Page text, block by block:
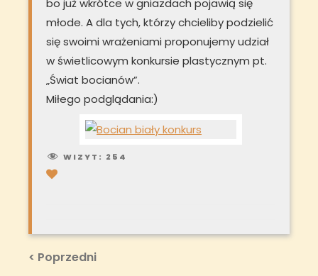
młode. A dla tych, którzy chcieliby podzielić
się swoimi wrażeniami proponujemy udział
w świetlicowym konkursie plastycznym pt.
„Świat bocianów”.
Miłego podglądania:)
WIZYT: 254
Nawigacja
Previous
< Poprzedni